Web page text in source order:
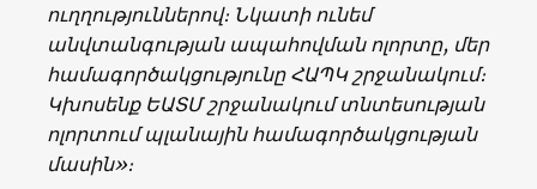
ուղղություններով։ Նկատի ունեմ
անվտանգության ապահովման ոլորտը, մեր
համագործակցությունը ՀԱՊԿ շրջանակում։
Կխոսենք ԵԱՏՄ շրջանակում տնտեսության
ոլորտում պլանային համագործակցության
մասին»։